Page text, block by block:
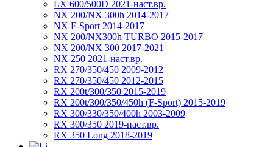
LX 600/500D 2021-наст.вр.
NX 200/NX 300h 2014-2017
NX F-Sport 2014-2017
NX 200/NX300h TURBO 2015-2017
NX 200/NX 300 2017-2021
NX 250 2021-наст.вр.
RX 270/350/450 2009-2012
RX 270/350/450 2012-2015
RX 200t/300/350 2015-2019
RX 200t/300/350/450h (F-Sport) 2015-2019
RX 300/330/350/400h 2003-2009
RX 300/350 2019-наст.вр.
RX 350 Long 2018-2019